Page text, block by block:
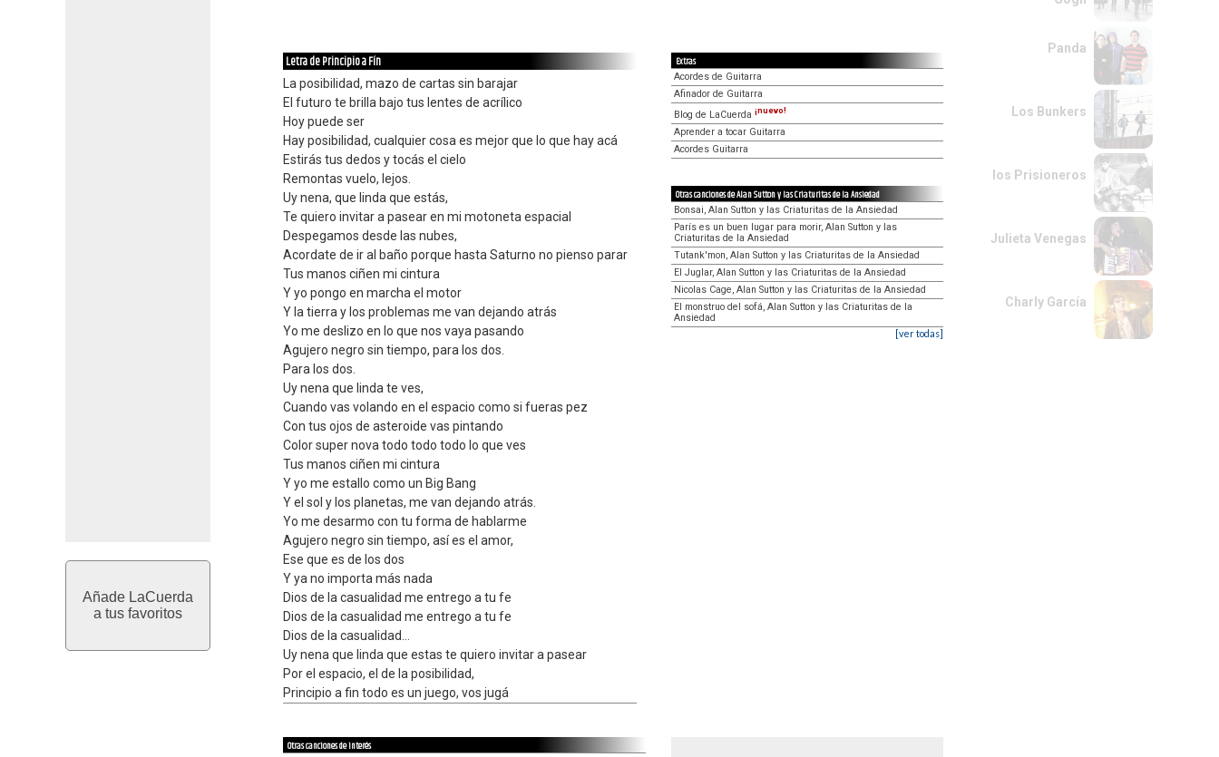
Añade LaCuerda
a tus favoritos
Letra de Principio a Fín
La posibilidad, mazo de cartas sin barajar
El futuro te brilla bajo tus lentes de acrílico
Hoy puede ser
Hay posibilidad, cualquier cosa es mejor que lo que hay acá
Estirás tus dedos y tocás el cielo
Remontas vuelo, lejos.
Uy nena, que linda que estás,
Te quiero invitar a pasear en mi motoneta espacial
Despegamos desde las nubes,
Acordate de ir al baño porque hasta Saturno no pienso parar
Tus manos ciñen mi cintura
Y yo pongo en marcha el motor
Y la tierra y los problemas me van dejando atrás
Yo me deslizo en lo que nos vaya pasando
Agujero negro sin tiempo, para los dos.
Para los dos.
Uy nena que linda te ves,
Cuando vas volando en el espacio como si fueras pez
Con tus ojos de asteroide vas pintando
Color super nova todo todo todo lo que ves
Tus manos ciñen mi cintura
Y yo me estallo como un Big Bang
Y el sol y los planetas, me van dejando atrás.
Yo me desarmo con tu forma de hablarme
Agujero negro sin tiempo, así es el amor,
Ese que es de los dos
Y ya no importa más nada
Dios de la casualidad me entrego a tu fe
Dios de la casualidad me entrego a tu fe
Dios de la casualidad...
Uy nena que linda que estas te quiero invitar a pasear
Por el espacio, el de la posibilidad,
Principio a fin todo es un juego, vos jugá
Extras
Acordes de Guitarra
Afinador de Guitarra
Blog de LaCuerda ¡nuevo!
Aprender a tocar Guitarra
Acordes Guitarra
Otras canciones de Alan Sutton y las Criaturitas de la Ansiedad
Bonsai, Alan Sutton y las Criaturitas de la Ansiedad
París es un buen lugar para morir, Alan Sutton y las
Criaturitas de la Ansiedad
Tutank'mon, Alan Sutton y las Criaturitas de la Ansiedad
El Juglar, Alan Sutton y las Criaturitas de la Ansiedad
Nicolas Cage, Alan Sutton y las Criaturitas de la Ansiedad
El monstruo del sofá, Alan Sutton y las Criaturitas de la
Ansiedad
[ver todas]
Otras canciones de interés
Panda
Los Bunkers
los Prisioneros
Julieta Venegas
Charly García